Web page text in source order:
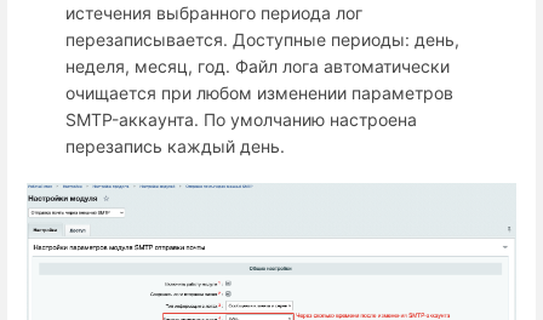
истечения выбранного периода лог
перезаписывается. Доступные периоды: день,
неделя, месяц, год. Файл лога автоматически
очищается при любом изменении параметров
SMTP-аккаунта. По умолчанию настроена
перезапись каждый день.